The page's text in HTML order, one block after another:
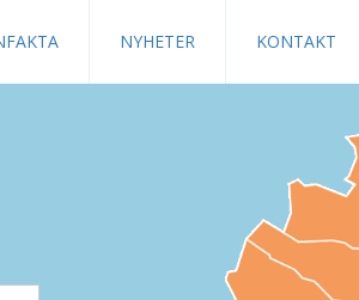
NYHETER KONTAKT